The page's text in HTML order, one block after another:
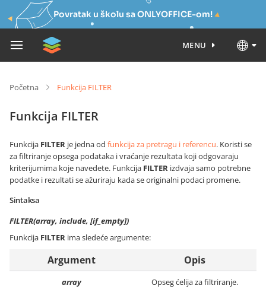
Povratak u školu sa ONLYOFFICE-om!
MENU
Početna Funkcija FILTER
Funkcija FILTER
Funkcija FILTER je jedna od funkcija za pretragu i referencu. Koristi se
za filtriranje opsega podataka i vraćanje rezultata koji odgovaraju
kriterijumima koje navedete. Funkcija FILTER izdvaja samo potrebne
podatke i rezultati se ažuriraju kada se originalni podaci promene.
Sintaksa
FILTER(array, include, [if_empty])
Funkcija FILTER ima sledeće argumente:
Argument Opis
array Opseg ćelija za filtriranje.